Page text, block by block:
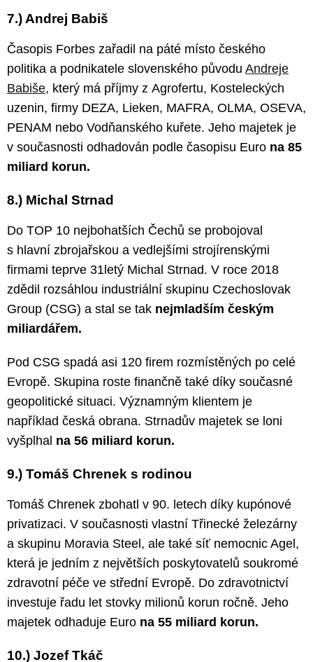
7.) Andrej Babiš
Časopis Forbes zařadil na páté místo českého
politika a podnikatele slovenského původu Andreje
Babiše, který má příjmy z Agrofertu, Kosteleckých
uzenin, firmy DEZA, Lieken, MAFRA, OLMA, OSEVA,
PENAM nebo Vodňanského kuřete. Jeho majetek je
v současnosti odhadován podle časopisu Euro na 85
miliard korun.
8.) Michal Strnad
Do TOP 10 nejbohatších Čechů se probojoval
s hlavní zbrojařskou a vedlejšími strojírenskými
firmami teprve 31letý Michal Strnad. V roce 2018
zdědil rozsáhlou industriální skupinu Czechoslovak
Group (CSG) a stal se tak nejmladším českým
miliardářem.
Pod CSG spadá asi 120 firem rozmístěných po celé
Evropě. Skupina roste finančně také díky současné
geopolitické situaci. Významným klientem je
například česká obrana. Strnadův majetek se loni
vyšplhal na 56 miliard korun.
9.) Tomáš Chrenek s rodinou
Tomáš Chrenek zbohatl v 90. letech díky kupónové
privatizaci. V současnosti vlastní Třinecké železárny
a skupinu Moravia Steel, ale také síť nemocnic Agel,
která je jedním z největších poskytovatelů soukromé
zdravotní péče ve střední Evropě. Do zdravotnictví
investuje řadu let stovky milionů korun ročně. Jeho
majetek odhaduje Euro na 55 miliard korun.
10.) Jozef Tkáč